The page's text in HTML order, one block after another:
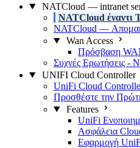
NATCloud — intranet
NATCloud έναντι
NATCloud —
Wan Access
Πρόσβαση
Συχνές Ερωτήσεις -
UNIFI Cloud Controller
UniFi Cloud
Προσθέστε την
Features
UniFi
Ασφάλεια
Εφαρμογή